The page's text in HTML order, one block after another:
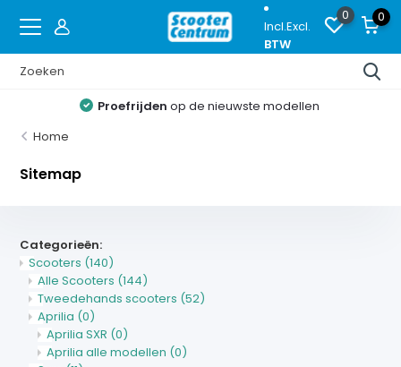
Incl.Excl.
BTW
0 0
Proefrijdenop de nieuwste modellen
Home
Sitemap
Categorieën:
Scooters (140)
Alle Scooters (144)
Tweedehands scooters (52)
Aprilia (0)
Aprilia SXR (0)
Aprilia alle modellen (0)